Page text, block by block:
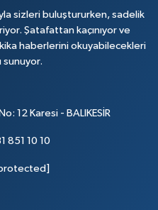
sizleri buluştururken, sadelik
Şatafattan kaçınıyor ve
haberlerini okuyabilecekleri
sunuyor.
12 Karesi - BALIKESİR
851 10 10